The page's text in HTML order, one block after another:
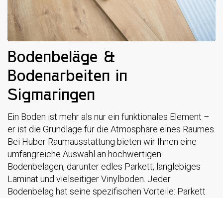
Bodenbeläge &
Bodenarbeiten in
Sigmaringen
Ein Boden ist mehr als nur ein funktionales Element –
er ist die Grundlage für die Atmosphäre eines Raumes.
Bei Huber Raumausstattung bieten wir Ihnen eine
umfangreiche Auswahl an hochwertigen
Bodenbelägen, darunter edles Parkett, langlebiges
Laminat und vielseitiger Vinylboden. Jeder
Bodenbelag hat seine spezifischen Vorteile: Parkett